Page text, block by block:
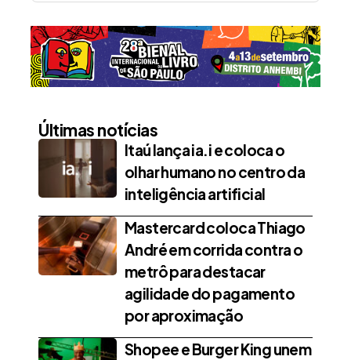
Últimas notícias
Itaú lança ia.i e coloca o
olhar humano no centro da
inteligência artificial
Mastercard coloca Thiago
André em corrida contra o
metrô para destacar
agilidade do pagamento
por aproximação
Shopee e Burger King unem